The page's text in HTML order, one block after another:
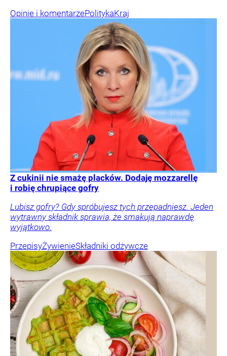
Opinie i komentarzePolitykaKraj
Z cukinii nie smażę placków. Dodaję mozzarellę
i robię chrupiące gofry
Lubisz gofry? Gdy spróbujesz tych przepadniesz. Jeden
wytrawny składnik sprawia, że smakują naprawdę
wyjątkowo.
PrzepisyŻywienieSkładniki odżywcze